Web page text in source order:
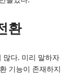
환
많다. 미리 말하자
기능이 존재하지